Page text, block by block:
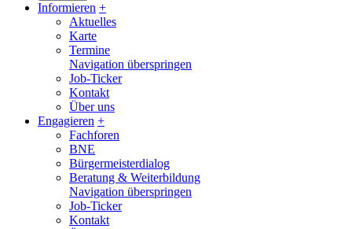
Informieren +
Aktuelles
Karte
Termine
Navigation überspringen
Job-Ticker
Kontakt
Über uns
Engagieren +
Fachforen
BNE
Bürgermeisterdialog
Beratung & Weiterbildung
Navigation überspringen
Job-Ticker
Kontakt